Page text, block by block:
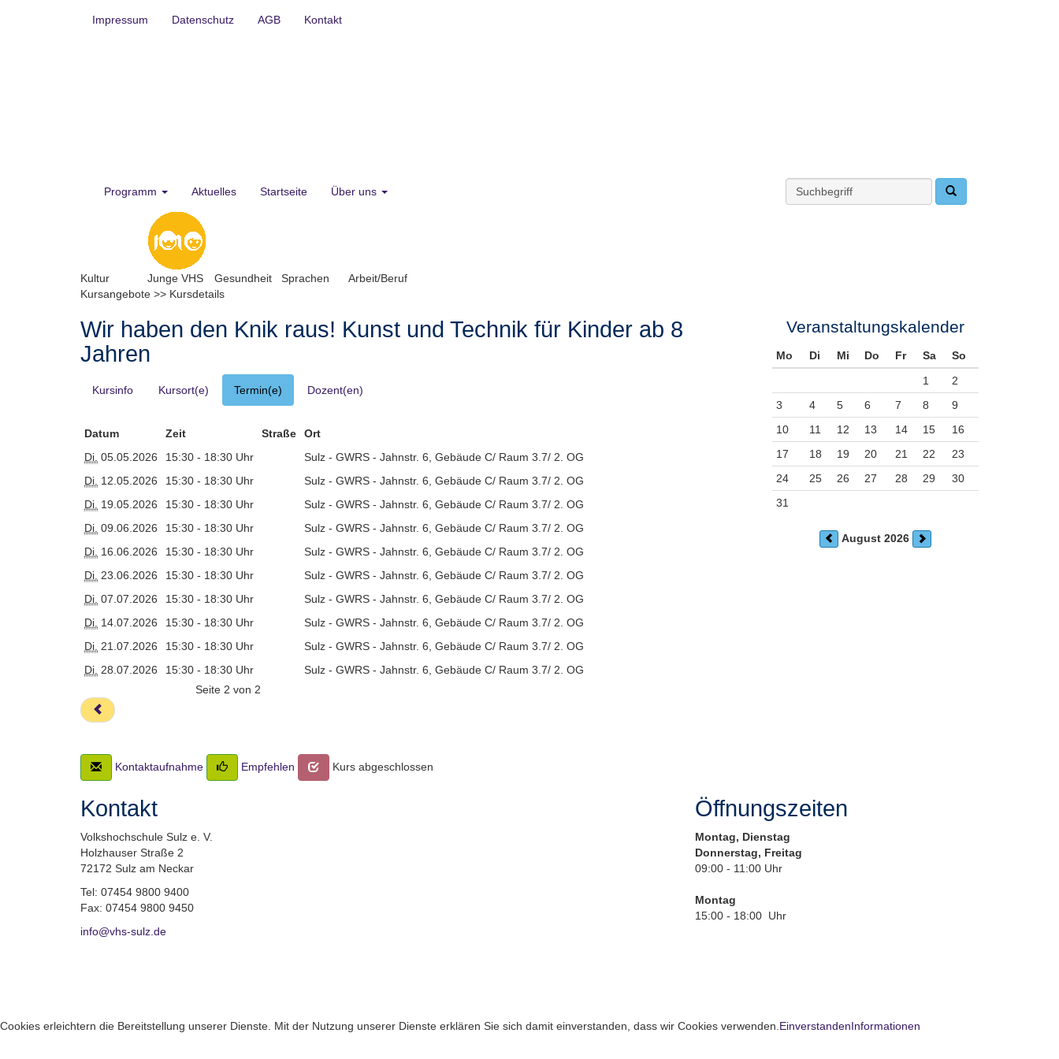
Impressum Datenschutz AGB Kontakt
Programm Aktuelles Startseite Über uns
Kultur Junge VHS Gesundheit Sprachen
Arbeit/Beruf
Kursangebote >> Kursdetails
Wir haben den Knik raus! Kunst und Technik für Kinder ab 8
Jahren
Kursinfo Kursort(e) Termin(e) Dozent(en)
Datum Zeit Straße
Ort
Di. 05.05.2026 15:30 - 18:30 Uhr
Sulz - GWRS - Jahnstr. 6, Gebäude C/ Raum 3.7/ 2. OG
Di. 12.05.2026 15:30 - 18:30 Uhr
Sulz - GWRS - Jahnstr. 6, Gebäude C/ Raum 3.7/ 2. OG
Di. 19.05.2026 15:30 - 18:30 Uhr
Sulz - GWRS - Jahnstr. 6, Gebäude C/ Raum 3.7/ 2. OG
Di. 09.06.2026 15:30 - 18:30 Uhr
Sulz - GWRS - Jahnstr. 6, Gebäude C/ Raum 3.7/ 2. OG
Di. 16.06.2026 15:30 - 18:30 Uhr
Sulz - GWRS - Jahnstr. 6, Gebäude C/ Raum 3.7/ 2. OG
Di. 23.06.2026 15:30 - 18:30 Uhr
Sulz - GWRS - Jahnstr. 6, Gebäude C/ Raum 3.7/ 2. OG
Di. 07.07.2026 15:30 - 18:30 Uhr
Sulz - GWRS - Jahnstr. 6, Gebäude C/ Raum 3.7/ 2. OG
Di. 14.07.2026 15:30 - 18:30 Uhr
Sulz - GWRS - Jahnstr. 6, Gebäude C/ Raum 3.7/ 2. OG
Di. 21.07.2026 15:30 - 18:30 Uhr
Sulz - GWRS - Jahnstr. 6, Gebäude C/ Raum 3.7/ 2. OG
Di. 28.07.2026 15:30 - 18:30 Uhr
Sulz - GWRS - Jahnstr. 6, Gebäude C/ Raum 3.7/ 2. OG
Seite 2 von 2
Kontaktaufnahme Empfehlen Kurs abgeschlossen
Veranstaltungskalender
Mo Di Mi Do Fr Sa
So
1
2
3
4 5 6 7 8
9
10
11 12 13 14 15
16
17
18 19 20 21 22
23
24
25 26 27 28 29
30
31
August 2026
Kontakt
Volkshochschule Sulz e. V.
Holzhauser Straße 2
72172 Sulz am Neckar
Tel: 07454 9800 9400
Fax: 07454 9800 9450
info@vhs-sulz.de
Öffnungszeiten
Montag, Dienstag
Donnerstag, Freitag
09:00 - 11:00 Uhr
Montag
15:00 - 18:00 Uhr
Cookies erleichtern die Bereitstellung unserer Dienste. Mit der Nutzung unserer Dienste erklären Sie sich damit einverstanden, dass wir Cookies verwenden. EinverstandenInformationen